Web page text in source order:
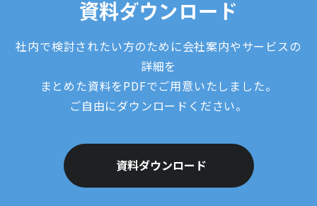
資料ダウンロード
社内で検討されたい方のために会社案内やサービスの
詳細を
まとめた資料をPDFでご用意いたしました。
ご自由にダウンロードください。
資料ダウンロード